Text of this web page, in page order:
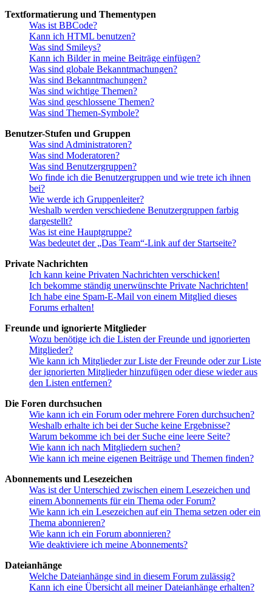
Textformatierung und Thementypen
Was ist BBCode?
Kann ich HTML benutzen?
Was sind Smileys?
Kann ich Bilder in meine Beiträge einfügen?
Was sind globale Bekanntmachungen?
Was sind Bekanntmachungen?
Was sind wichtige Themen?
Was sind geschlossene Themen?
Was sind Themen-Symbole?
Benutzer-Stufen und Gruppen
Was sind Administratoren?
Was sind Moderatoren?
Was sind Benutzergruppen?
Wo finde ich die Benutzergruppen und wie trete ich ihnen
bei?
Wie werde ich Gruppenleiter?
Weshalb werden verschiedene Benutzergruppen farbig
dargestellt?
Was ist eine Hauptgruppe?
Was bedeutet der „Das Team“-Link auf der Startseite?
Private Nachrichten
Ich kann keine Privaten Nachrichten verschicken!
Ich bekomme ständig unerwünschte Private Nachrichten!
Ich habe eine Spam-E-Mail von einem Mitglied dieses
Forums erhalten!
Freunde und ignorierte Mitglieder
Wozu benötige ich die Listen der Freunde und ignorierten
Mitglieder?
Wie kann ich Mitglieder zur Liste der Freunde oder zur Liste
der ignorierten Mitglieder hinzufügen oder diese wieder aus
den Listen entfernen?
Die Foren durchsuchen
Wie kann ich ein Forum oder mehrere Foren durchsuchen?
Weshalb erhalte ich bei der Suche keine Ergebnisse?
Warum bekomme ich bei der Suche eine leere Seite?
Wie kann ich nach Mitgliedern suchen?
Wie kann ich meine eigenen Beiträge und Themen finden?
Abonnements und Lesezeichen
Was ist der Unterschied zwischen einem Lesezeichen und
einem Abonnements für ein Thema oder Forum?
Wie kann ich ein Lesezeichen auf ein Thema setzen oder ein
Thema abonnieren?
Wie kann ich ein Forum abonnieren?
Wie deaktiviere ich meine Abonnements?
Dateianhänge
Welche Dateianhänge sind in diesem Forum zulässig?
Kann ich eine Übersicht all meiner Dateianhänge erhalten?